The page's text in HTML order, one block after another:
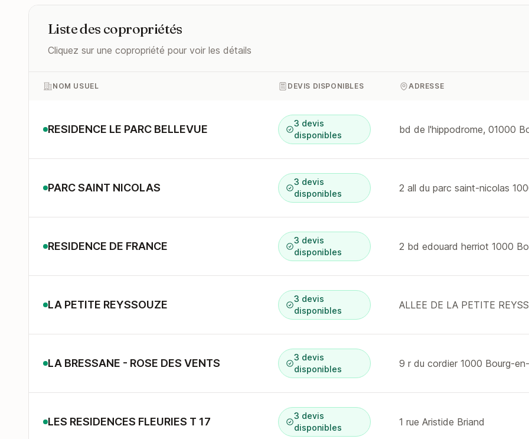
Liste des copropriétés
Cliquez sur une copropriété pour voir les détails
NOM USUEL DEVIS DISPONIBLES ADRESSE
RESIDENCE LE PARC BELLEVUE
3 devis
disponibles
PARC SAINT NICOLAS
3 devis
disponibles
RESIDENCE DE FRANCE
3 devis
disponibles
LA PETITE REYSSOUZE
3 devis
disponibles
LA BRESSANE - ROSE DES VENTS
3 devis
disponibles
9 r du cordier 1000 Bourg-
LES RESIDENCES FLEURIES T 17
3 devis
disponibles
1 rue Aristide Briand